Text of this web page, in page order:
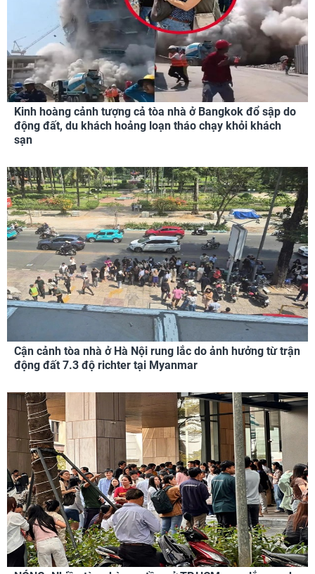
Kinh hoàng cảnh tượng cả tòa nhà ở Bangkok đổ sập do
động đất, du khách hoảng loạn tháo chạy khỏi khách
sạn
Cận cảnh tòa nhà ở Hà Nội rung lắc do ảnh hưởng từ trận
động đất 7.3 độ richter tại Myanmar